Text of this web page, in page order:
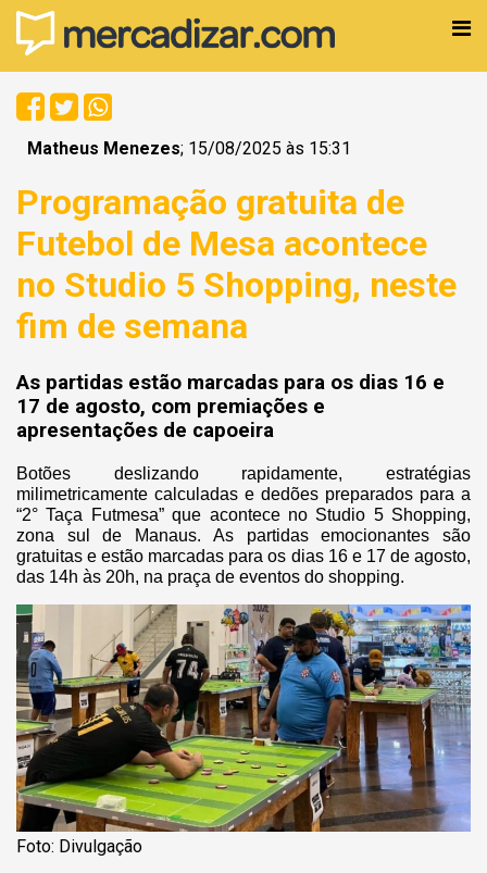
Matheus Menezes; 15/08/2025 às 15:31
Programação gratuita de
Futebol de Mesa acontece
no Studio 5 Shopping, neste
fim de semana
As partidas estão marcadas para os dias 16 e
17 de agosto, com premiações e
apresentações de capoeira
Botões deslizando rapidamente, estratégias
milimetricamente calculadas e dedões preparados para a
“2° Taça Futmesa” que acontece no Studio 5 Shopping,
zona sul de Manaus. As partidas emocionantes são
gratuitas e estão marcadas para os dias 16 e 17 de agosto,
das 14h às 20h, na praça de eventos do shopping.
Foto: Divulgação